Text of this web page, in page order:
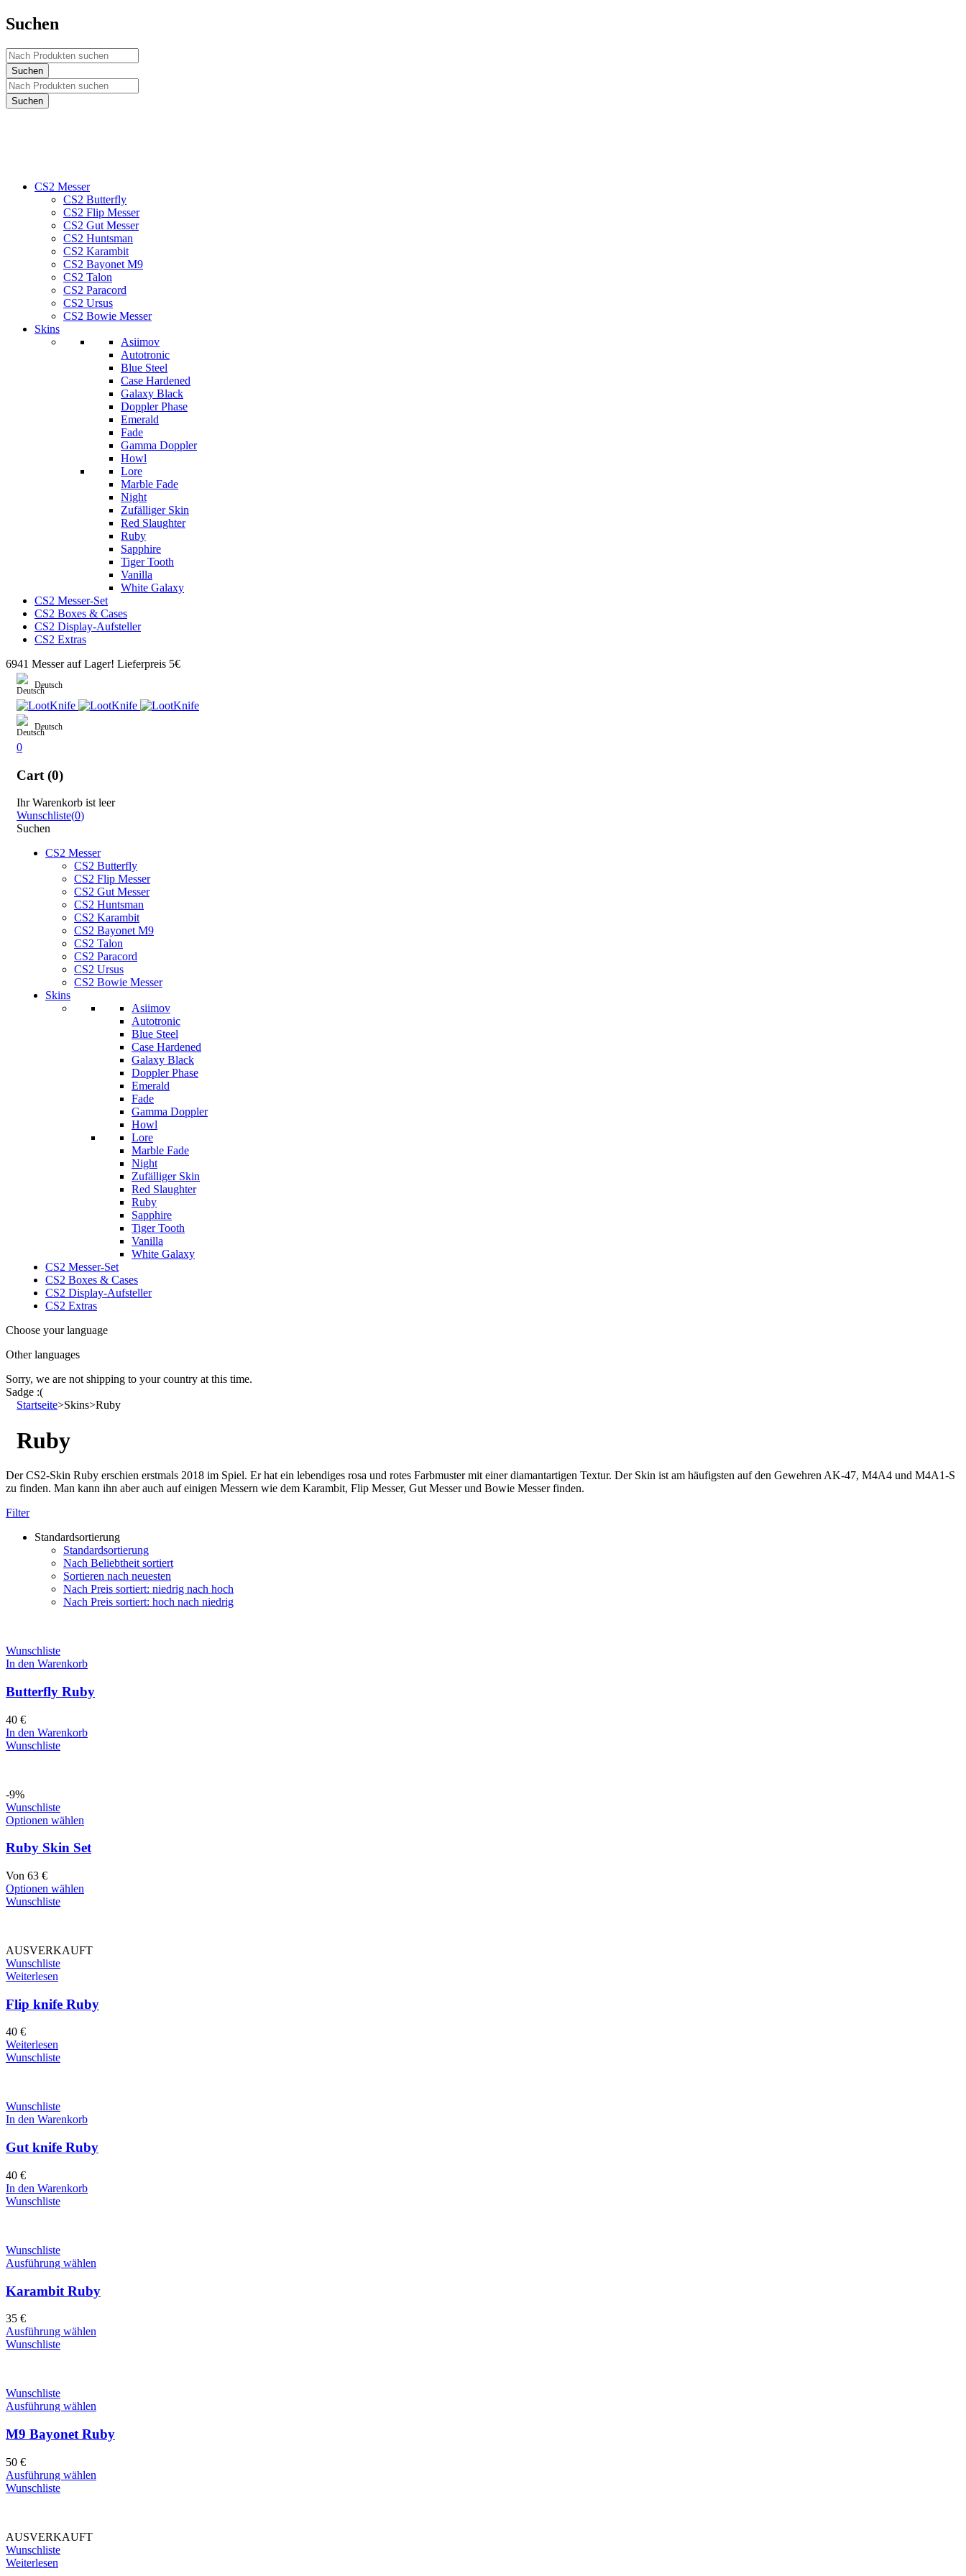
Suchen
CS2 Messer
CS2 Butterfly
CS2 Flip Messer
CS2 Gut Messer
CS2 Huntsman
CS2 Karambit
CS2 Bayonet M9
CS2 Talon
CS2 Paracord
CS2 Ursus
CS2 Bowie Messer
Skins
Asiimov
Autotronic
Blue Steel
Case Hardened
Galaxy Black
Doppler Phase
Emerald
Fade
Gamma Doppler
Howl
Lore
Marble Fade
Night
Zufälliger Skin
Red Slaughter
Ruby
Sapphire
Tiger Tooth
Vanilla
White Galaxy
CS2 Messer-Set
CS2 Boxes & Cases
CS2 Display-Aufsteller
CS2 Extras
6941 Messer auf Lager! Lieferpreis 5€
Deutsch
Deutsch
0
Cart (0)
Ihr Warenkorb ist leer
Wunschliste(0)
Suchen
CS2 Messer
CS2 Butterfly
CS2 Flip Messer
CS2 Gut Messer
CS2 Huntsman
CS2 Karambit
CS2 Bayonet M9
CS2 Talon
CS2 Paracord
CS2 Ursus
CS2 Bowie Messer
Skins
Asiimov
Autotronic
Blue Steel
Case Hardened
Galaxy Black
Doppler Phase
Emerald
Fade
Gamma Doppler
Howl
Lore
Marble Fade
Night
Zufälliger Skin
Red Slaughter
Ruby
Sapphire
Tiger Tooth
Vanilla
White Galaxy
CS2 Messer-Set
CS2 Boxes & Cases
CS2 Display-Aufsteller
CS2 Extras
Choose your language
Other languages
Sorry, we are not shipping to your country at this time.
Sadge :(
Startseite>Skins>Ruby
Ruby
Der CS2-Skin Ruby erschien erstmals 2018 im Spiel. Er hat ein lebendiges rosa und rotes Farbmuster mit einer diamantartigen Textur. Der Skin ist am häufigsten auf den Gewehren AK-47, M4A4 und M4A1-S
zu finden. Man kann ihn aber auch auf einigen Messern wie dem Karambit, Flip Messer, Gut Messer und Bowie Messer finden.
Filter
Standardsortierung
Standardsortierung
Nach Beliebtheit sortiert
Sortieren nach neuesten
Nach Preis sortiert: niedrig nach hoch
Nach Preis sortiert: hoch nach niedrig
Wunschliste
In den Warenkorb
Butterfly Ruby
40 €
In den Warenkorb
Wunschliste
-9%
Wunschliste
Optionen wählen
Ruby Skin Set
Von 63 €
Optionen wählen
Wunschliste
AUSVERKAUFT
Wunschliste
Weiterlesen
Flip knife Ruby
40 €
Weiterlesen
Wunschliste
Wunschliste
In den Warenkorb
Gut knife Ruby
40 €
In den Warenkorb
Wunschliste
Wunschliste
Ausführung wählen
Karambit Ruby
35 €
Ausführung wählen
Wunschliste
Wunschliste
Ausführung wählen
M9 Bayonet Ruby
50 €
Ausführung wählen
Wunschliste
AUSVERKAUFT
Wunschliste
Weiterlesen